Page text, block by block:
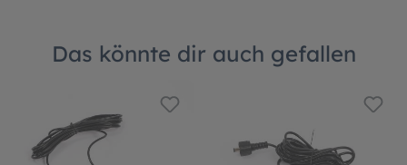
Das könnte dir auch gefallen